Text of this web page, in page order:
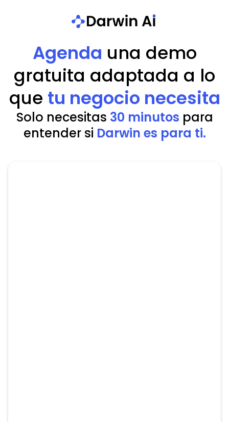
Agenda una demo
gratuita adaptada a lo
que tu negocio necesita
Solo necesitas 30 minutos para
entender si Darwin es para ti.